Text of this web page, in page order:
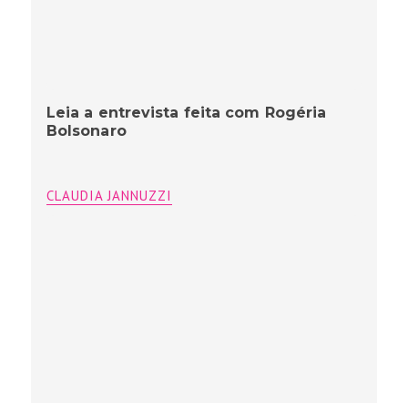
Leia a entrevista feita com Rogéria
Bolsonaro
CLAUDIA JANNUZZI